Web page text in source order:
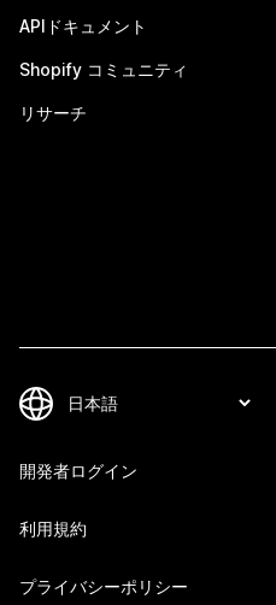
APIドキュメント
Shopify コミュニティ
リサーチ
開発者ログイン
利用規約
プライバシーポリシー